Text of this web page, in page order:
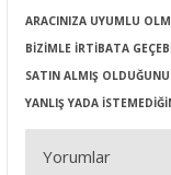
ARACINIZA UYUMLU
BİZİMLE İRTİBATA
SATIN ALMIŞ
YANLIŞ YADA
Yorumlar